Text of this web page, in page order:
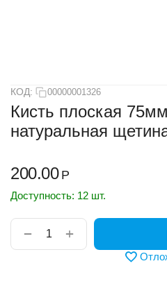
КОД: 00000001326
Кисть плоская
натуральная
200.00 Р
Доступность: 12 шт.
+
−